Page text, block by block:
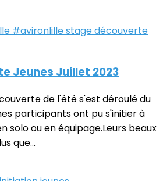
#avironlillestagedécouverte
Jeunes Juillet 2023
de l'été s'est déroulé du
participants ont pu s'initier à
solo ou en équipage.Leurs beaux
que...